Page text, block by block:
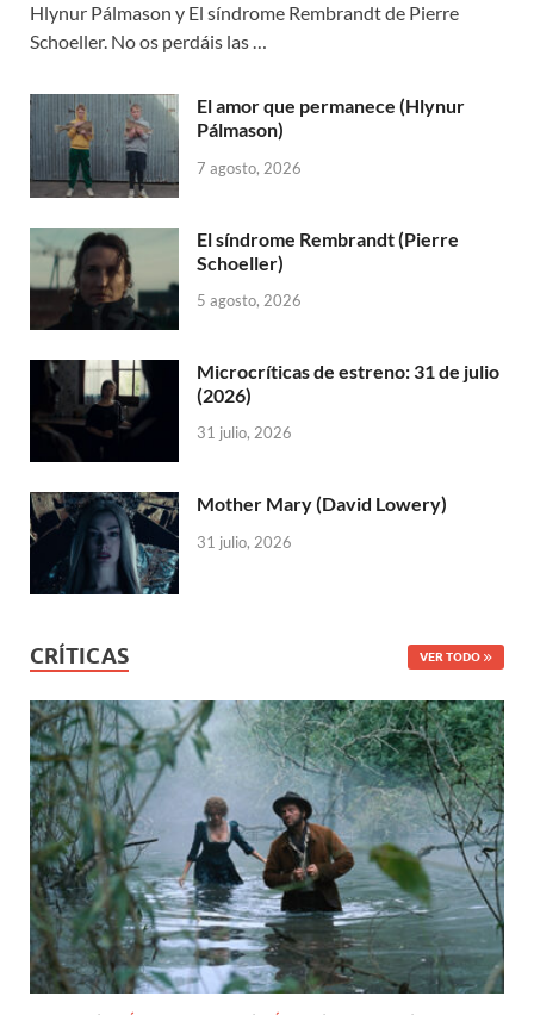
Hlynur Pálmason y El síndrome Rembrandt de Pierre
Schoeller. No os perdáis las …
El amor que permanece (Hlynur
Pálmason)
7 agosto, 2026
El síndrome Rembrandt (Pierre
Schoeller)
5 agosto, 2026
Microcríticas de estreno: 31 de julio
(2026)
31 julio, 2026
Mother Mary (David Lowery)
31 julio, 2026
CRÍTICAS VER TODO